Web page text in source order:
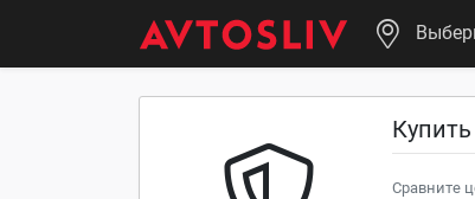
Сравните